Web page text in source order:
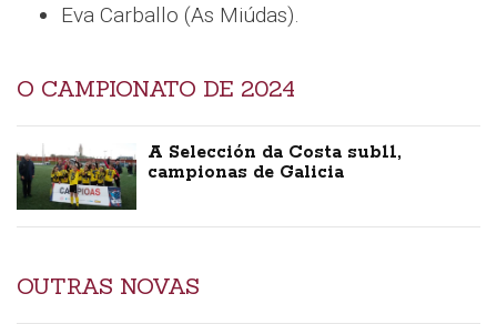
Eva Carballo (As Miúdas).
O CAMPIONATO DE 2024
A Selección da Costa sub11,
campionas de Galicia
OUTRAS NOVAS